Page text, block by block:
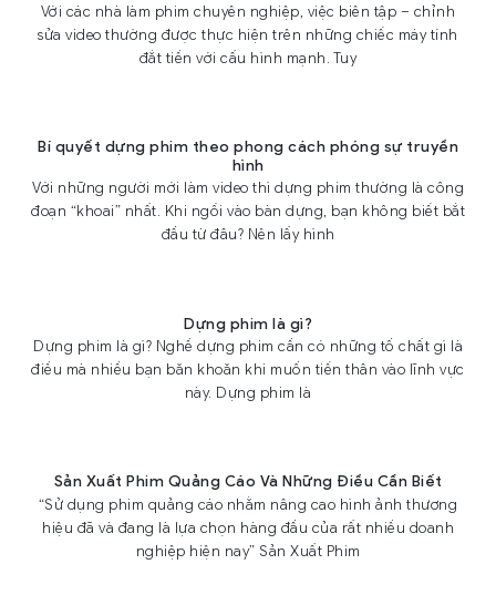
Với các nhà làm phim chuyên nghiệp, việc biên tập – chỉnh
sửa video thường được thực hiện trên những chiếc máy tính
đắt tiền với cấu hình mạnh. Tuy
Bí quyết dựng phim theo phong cách phóng sự truyền
hình
Với những người mới làm video thì dựng phim thường là công
đoạn “khoai” nhất. Khi ngồi vào bàn dựng, bạn không biết bắt
đầu từ đâu? Nên lấy hình
Dựng phim là gì?
Dựng phim là gì? Nghề dựng phim cần có những tố chất gì là
điều mà nhiều bạn băn khoăn khi muốn tiến thân vào lĩnh vực
này. Dựng phim là
Sản Xuất Phim Quảng Cáo Và Những Điều Cần Biết
“Sử dụng phim quảng cáo nhằm nâng cao hình ảnh thương
hiệu đã và đang là lựa chọn hàng đầu của rất nhiều doanh
nghiệp hiện nay” Sản Xuất Phim